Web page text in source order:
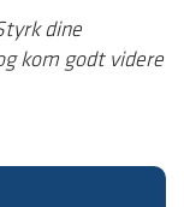
dine
kom godt videre